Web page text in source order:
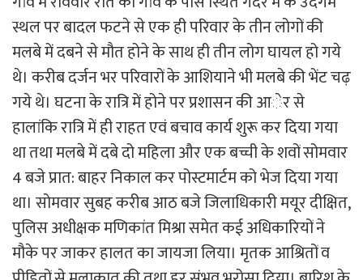
स्थल पर बादल फटने से एक ही परिवार के तीन लोगों की
मलबे में दबने से मौत होने के साथ ही तीन लोग घायल हो गये
थे। करीब दर्जन भर परिवारों के आशियाने भी मलबे की भेंट चढ़
गये थे। घटना के रात्रि में होने पर प्रशासन की आेर से
हालांकि रात्रि में ही राहत एवं बचाव कार्य शुरू कर दिया गया
था तथा मलबे में दबे दो महिला और एक बच्ची के शवों सोमवार
4 बजे प्रात: बाहर निकाल कर पोस्टमार्टम को भेज दिया गया
था। सोमवार सुबह करीब आठ बजे जिलाधिकारी मयूर दीक्षित,
पुलिस अधीक्षक मणिकांत मिश्रा समेत कई अधिकारियों ने
मौके पर जाकर हालत का जायजा लिया। मृतक आश्रितों व